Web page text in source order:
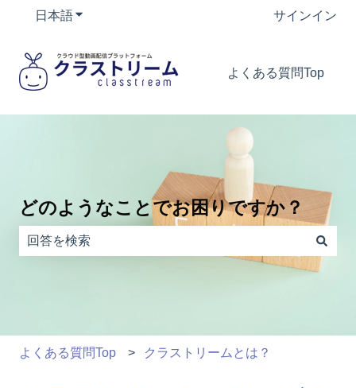
日本語翻訳のサブメニューを表示 サインイン
よくある質問Top
どのようなことでお困りですか？
検索フィールドが空なので、候補はありません。
よくある質問Top クラストリームとは？